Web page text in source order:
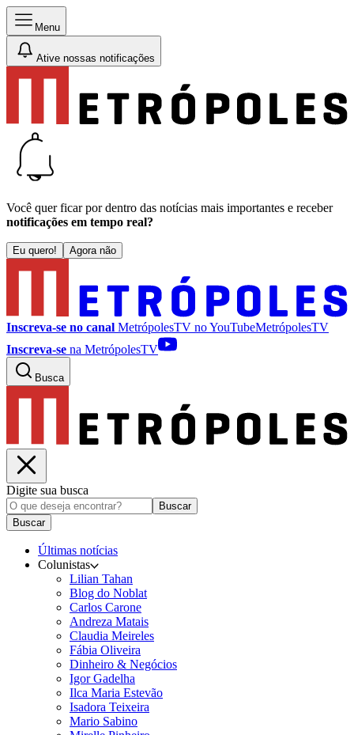
Menu
Ative nossas notificações
Você quer ficar por dentro das notícias mais importantes e receber
notificações em tempo real?
Eu quero! Agora não
Inscreva-se no canal MetrópolesTV noYouTubeMetrópolesTV
Inscreva-se na MetrópolesTV
Busca
Digite sua busca
Buscar
Buscar
Últimas notícias
Colunistas
Lilian Tahan
Blog do Noblat
Carlos Carone
Andreza Matais
Claudia Meireles
Fábia Oliveira
Dinheiro & Negócios
Igor Gadelha
Ilca Maria Estevão
Isadora Teixeira
Mario Sabino